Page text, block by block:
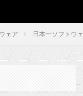
ェア 日本一ソフトウ